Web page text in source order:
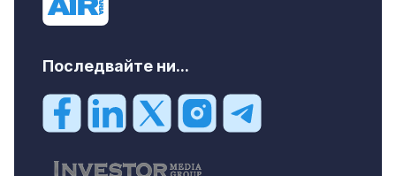
Последвайте ни...